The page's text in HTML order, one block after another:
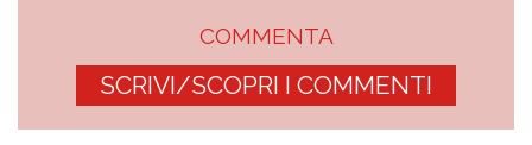
COMMENTA
SCRIVI/SCOPRI I COMMENTI